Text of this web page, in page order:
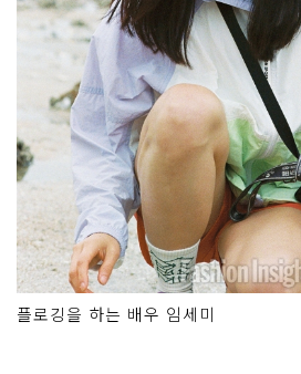
플로깅을 하는 배우 임세미